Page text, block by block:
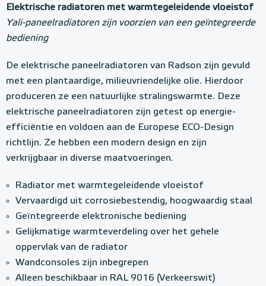
a
d
s
o
n
P
a
n
e
e
l
r
a
d
i
Elektrische radiatoren met warmtegeleidende vloeistof
Yali-paneelradiatoren zijn voorzien van een geïntegreerde
bediening
De elektrische paneelradiatoren van Radson zijn gevuld
met een plantaardige, milieuvriendelijke olie. Hierdoor
produceren ze een natuurlijke stralingswarmte. Deze
elektrische paneelradiatoren zijn getest op energie-
efficiëntie en voldoen aan de Europese ECO-Design
richtlijn. Ze hebben een modern design en zijn
verkrijgbaar in diverse maatvoeringen.
Radiator met warmtegeleidende vloeistof
Vervaardigd uit corrosiebestendig, hoogwaardig staal
Geïntegreerde elektronische bediening
Gelijkmatige warmteverdeling over het gehele
oppervlak van de radiator
Wandconsoles zijn inbegrepen
Alleen beschikbaar in RAL 9016 (Verkeerswit)